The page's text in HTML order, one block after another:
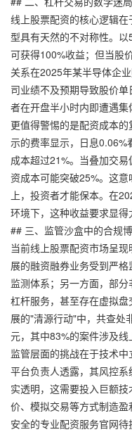
线上股票配资的核心逻辑
型具有天然的不对称性。
可获得100%收益；但当股
关系在2025年某半导体企
司业绩不及预期导致股价
者在开盘半小时内即遭遇集
更值得警惕的是配资成本
示的费率显示，日息
成本超过21%。当叠加交
资成本可能突破25%。这
上，投资者才能保本。在
环境下，这种收益要求显得
## 三、监管沙盒中的合规
当前线上股票配资市场呈
展的融资融券业务受到严
监测体系；另一方面，部
杠杆服务，甚至存在虚拟
展的"清源行动"中，共查处
元，其中83%的案件涉及线
监管层面的挑战在于技术
平台负责人透露，其风控
实透明，这需要投入巨额
价、模拟交易等方式制造盈
安全的专业配资服务官网待